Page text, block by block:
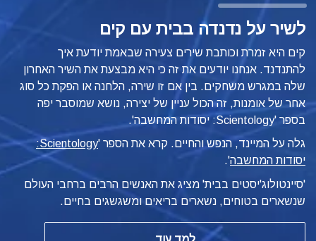
לשיר על נדנדה בבית עם קים
קים היא זמרת וכותבת שירים צעירה שבאמת יודעת איך
להתנדנד. אנחנו יודעים את זה כי היא מבצעת את השיר האחרון
שלה במגרש משחקים. בין אם זו שירה, הלחנה או הפקת כל סוג
אחר של אומנות, זה הכול עניין של יצירה, נושא שמוסבר יפה
בספר 'Scientology: יסודות המחשבה'.
גלה על המיינד, הנפש והחיים. קרא את הספר '
Scientology:
יסודות המחשבה'.
'סיינטולוג'יסטים בבית' מציג את האנשים הרבים ברחבי העולם
שנשארים בטוחים, נשארים בריאים ומשגשגים בחיים.